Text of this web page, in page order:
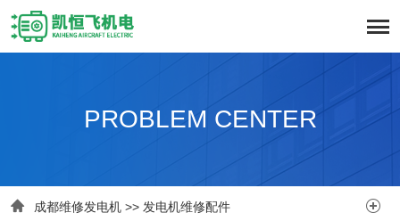
PROBLEM CENTER
 成都维修发电机 >> 发电机维修配件 